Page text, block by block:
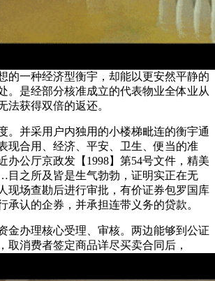
的一种经济型衡宇，却能以更安然平静的
。是经部分核准成立的代表物业全体业从
法获得双倍的返还。
并采用户内独用的小楼梯毗连的衡宇通
现合用、经济、平安、卫生、便当的准
办公厅京政发【1998】第54号文件，精美
之所及皆是生气勃勃，证明实正在无
现场查勘后进行审批，有价证券包罗国库
承认的企券，并承担连带义务的贷款。
办理核心受理、审核。两边能够到公证
取消费者签定商品详尽买卖合同后，